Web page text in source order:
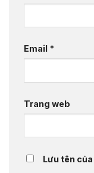
Email *
Trang web
Lưu tên